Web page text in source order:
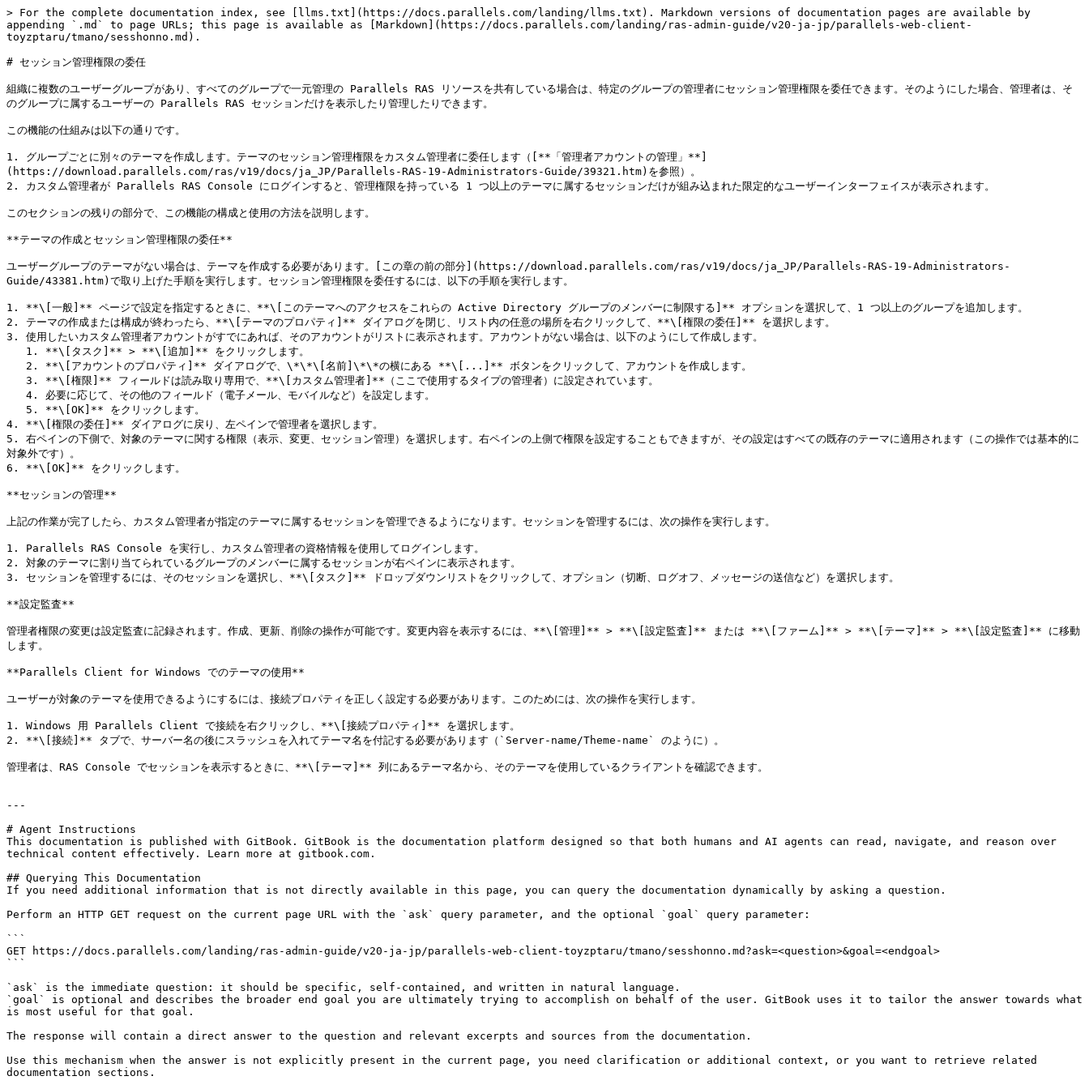
> For the complete documentation index, see [llms.txt](https://docs.parallels.com/landing/llms.txt). Markdown versions of documentation pages are available by
appending `.md` to page URLs; this page is available as [Markdown](https://docs.parallels.com/landing/ras-admin-guide/v20-ja-jp/parallels-web-client-
toyzptaru/tmano/sesshonno.md).
# セッション管理権限の委任
組織に複数のユーザーグループがあり、すべてのグループで一元管理の Parallels RAS リソースを共有している場合は、特定のグループの管理者にセッション管理権限を委任できます。そのようにした場合、管理者は、そ
のグループに属するユーザーの Parallels RAS セッションだけを表示したり管理したりできます。
この機能の仕組みは以下の通りです。
1. グループごとに別々のテーマを作成します。テーマのセッション管理権限をカスタム管理者に委任します（[**「管理者アカウントの管理」**]
(https://download.parallels.com/ras/v19/docs/ja_JP/Parallels-RAS-19-Administrators-Guide/39321.htm)を参照）。
2. カスタム管理者が Parallels RAS Console にログインすると、管理権限を持っている 1 つ以上のテーマに属するセッションだけが組み込まれた限定的なユーザーインターフェイスが表示されます。
このセクションの残りの部分で、この機能の構成と使用の方法を説明します。
**テーマの作成とセッション管理権限の委任**
ユーザーグループのテーマがない場合は、テーマを作成する必要があります。[この章の前の部分](https://download.parallels.com/ras/v19/docs/ja_JP/Parallels-RAS-19-Administrators-
Guide/43381.htm)で取り上げた手順を実行します。セッション管理権限を委任するには、以下の手順を実行します。
1. **\[一般]** ページで設定を指定するときに、**\[このテーマへのアクセスをこれらの Active Directory グループのメンバーに制限する]** オプションを選択して、1 つ以上のグループを追加します。
2. テーマの作成または構成が終わったら、**\[テーマのプロパティ]** ダイアログを閉じ、リスト内の任意の場所を右クリックして、**\[権限の委任]** を選択します。
3. 使用したいカスタム管理者アカウントがすでにあれば、そのアカウントがリストに表示されます。アカウントがない場合は、以下のようにして作成します。
4. **\[権限の委任]** ダイアログに戻り、左ペインで管理者を選択します。
5. 右ペインの下側で、対象のテーマに関する権限（表示、変更、セッション管理）を選択します。右ペインの上側で権限を設定することもできますが、その設定はすべての既存のテーマに適用されます（この操作では基本的に
対象外です）。
6. **\[OK]** をクリックします。
**セッションの管理**
上記の作業が完了したら、カスタム管理者が指定のテーマに属するセッションを管理できるようになります。セッションを管理するには、次の操作を実行します。
1. Parallels RAS Console を実行し、カスタム管理者の資格情報を使用してログインします。
2. 対象のテーマに割り当てられているグループのメンバーに属するセッションが右ペインに表示されます。
3. セッションを管理するには、そのセッションを選択し、**\[タスク]** ドロップダウンリストをクリックして、オプション（切断、ログオフ、メッセージの送信など）を選択します。
**設定監査**
管理者権限の変更は設定監査に記録されます。作成、更新、削除の操作が可能です。変更内容を表示するには、**\[管理]** > **\[設定監査]** または **\[ファーム]** > **\[テーマ]** > **\[設定監査]** に移動
します。
**Parallels Client for Windows でのテーマの使用**
ユーザーが対象のテーマを使用できるようにするには、接続プロパティを正しく設定する必要があります。このためには、次の操作を実行します。
1. Windows 用 Parallels Client で接続を右クリックし、**\[接続プロパティ]** を選択します。
2. **\[接続]** タブで、サーバー名の後にスラッシュを入れてテーマ名を付記する必要があります（`Server-name/Theme-name` のように）。
管理者は、RAS Console でセッションを表示するときに、**\[テーマ]** 列にあるテーマ名から、そのテーマを使用しているクライアントを確認できます。
---
# Agent Instructions
This documentation is published with GitBook. GitBook is the documentation platform designed so that both humans and AI agents can read, navigate, and reason over
technical content effectively. Learn more at gitbook.com.
## Querying This Documentation
If you need additional information that is not directly available in this page, you can query the documentation dynamically by asking a question.
Perform an HTTP GET request on the current page URL with the `ask` query parameter, and the optional `goal` query parameter:
```
GET https://docs.parallels.com/landing/ras-admin-guide/v20-ja-jp/parallels-web-client-toyzptaru/tmano/sesshonno.md?ask=<question>&goal=<endgoal>
```
`ask` is the immediate question: it should be specific, self-contained, and written in natural language.
`goal` is optional and describes the broader end goal you are ultimately trying to accomplish on behalf of the user. GitBook uses it to tailor the answer towards what
is most useful for that goal.
The response will contain a direct answer to the question and relevant excerpts and sources from the documentation.
Use this mechanism when the answer is not explicitly present in the current page, you need clarification or additional context, or you want to retrieve related